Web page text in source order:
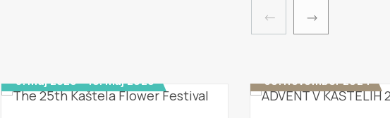
8. maj 2026 - 10. maj 2026 30. november 2024